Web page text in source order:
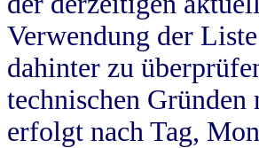
Verwendung der
dahinter zu
technischen
erfolgt nach Tag,